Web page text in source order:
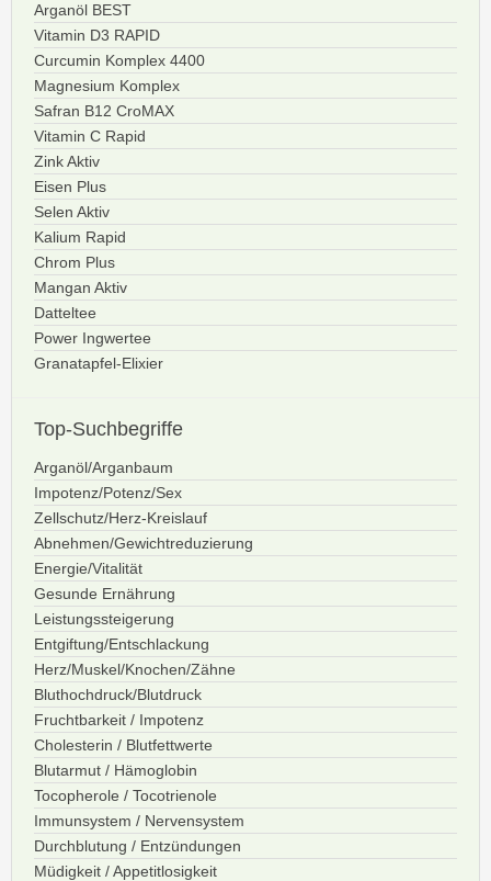
Arganöl BEST
Vitamin D3 RAPID
Curcumin Komplex 4400
Magnesium Komplex
Safran B12 CroMAX
Vitamin C Rapid
Zink Aktiv
Eisen Plus
Selen Aktiv
Kalium Rapid
Chrom Plus
Mangan Aktiv
Datteltee
Power Ingwertee
Granatapfel-Elixier
Top-Suchbegriffe
Arganöl/Arganbaum
Impotenz/Potenz/Sex
Zellschutz/Herz-Kreislauf
Abnehmen/Gewichtreduzierung
Energie/Vitalität
Gesunde Ernährung
Leistungssteigerung
Entgiftung/Entschlackung
Herz/Muskel/Knochen/Zähne
Bluthochdruck/Blutdruck
Fruchtbarkeit / Impotenz
Cholesterin / Blutfettwerte
Blutarmut / Hämoglobin
Tocopherole / Tocotrienole
Immunsystem / Nervensystem
Durchblutung / Entzündungen
Müdigkeit / Appetitlosigkeit